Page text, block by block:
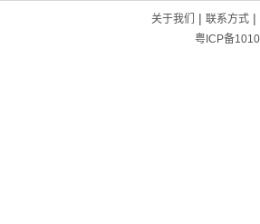
关于我们 | 联系方式|
粤ICP备